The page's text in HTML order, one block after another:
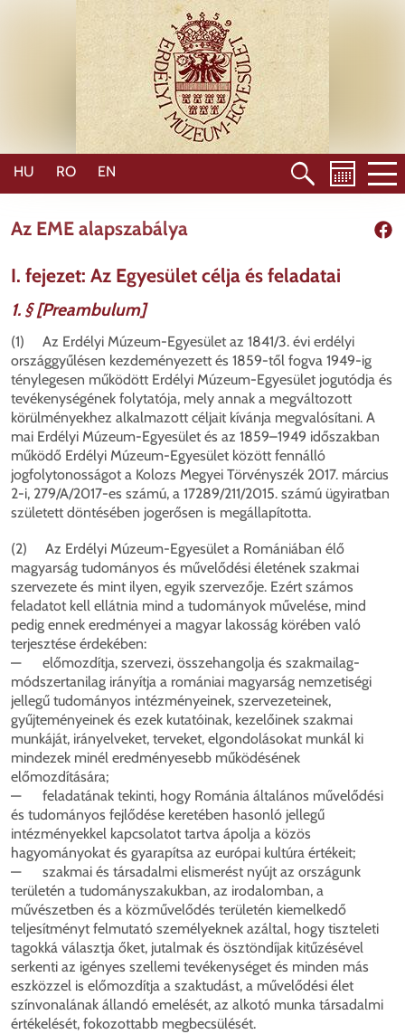
HU RO EN
Az EME alapszabálya
I. fejezet: Az Egyesület célja és feladatai
1. § [Preambulum]
(1) Az Erdélyi Múzeum-Egyesület az 1841/3. évi erdélyi
országgyűlésen kezdeményezett és 1859-től fogva 1949-ig
ténylegesen működött Erdélyi Múzeum-Egyesület jogutódja és
tevékenységének folytatója, mely annak a megváltozott
körülményekhez alkalmazott céljait kívánja megvalósítani. A
mai Erdélyi Múzeum-Egyesület és az 1859–1949 időszakban
működő Erdélyi Múzeum-Egyesület között fennálló
jogfolytonosságot a Kolozs Megyei Törvényszék 2017. március
2-i, 279/A/2017-es számú, a 17289/211/2015. számú ügyiratban
született döntésében jogerősen is megállapította.
(2) Az Erdélyi Múzeum-Egyesület a Romániában élő
magyarság tudományos és művelődési életének szakmai
szervezete és mint ilyen, egyik szervezője. Ezért számos
feladatot kell ellátnia mind a tudományok művelése, mind
pedig ennek eredményei a magyar lakosság körében való
terjesztése érdekében:
— előmozdítja, szervezi, összehangolja és szakmailag-
módszertanilag irányítja a romániai magyarság nemzetiségi
jellegű tudományos intézményeinek, szervezeteinek,
gyűjteményeinek és ezek kutatóinak, kezelőinek szakmai
munkáját, irányelveket, terveket, elgondolásokat munkál ki
mindezek minél eredményesebb működésének
előmozdítására;
— feladatának tekinti, hogy Románia általános művelődési
és tudományos fejlődése keretében hasonló jellegű
intézményekkel kapcsolatot tartva ápolja a közös
hagyományokat és gyarapítsa az európai kultúra értékeit;
— szakmai és társadalmi elismerést nyújt az országunk
területén a tudományszakukban, az irodalomban, a
művészetben és a közművelődés területén kiemelkedő
teljesítményt felmutató személyeknek azáltal, hogy tiszteleti
tagokká választja őket, jutalmak és ösztöndíjak kitűzésével
serkenti az igényes szellemi tevékenységet és minden más
eszközzel is előmozdítja a szaktudást, a művelődési élet
színvonalának állandó emelését, az alkotó munka társadalmi
értékelését, fokozottabb megbecsülését.